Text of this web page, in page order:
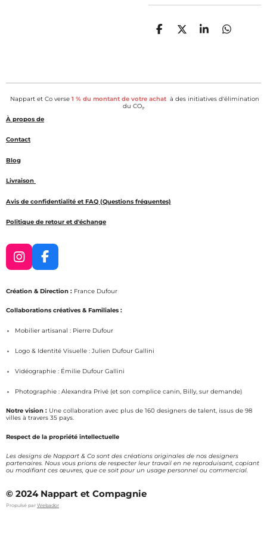
P
g
r
P
g
r
P
g
e
r
P
g
e
r
Nappart et Co verse 1 % du montant de votre achat à des initiatives d'élimination
du CO₂.
À propos de
Contact
Blog
Livraison
Avis de confidentialité et FAQ (Questions fréquentes)
Politique de retour et d'échange
I
n
s
a
r
m
F
a
c
b
o
Création & Direction : France Dufour
Collaborations créatives & Familiales :
Mobilier artisanal : Pierre Dufour
Logo & Identité Visuelle : Julien Dufour Gallini
Vidéographie : Émilie Dufour Gallini
Photographie : Alexandra Privé (et son complice canin, Billy, sur demande)
Notre vision : Une collaboration avec plus de 160 designers de talent, issus de 98
villes à travers 35 pays.
Respect de la propriété intellectuelle
Les designs de Nappart & Co sont des créations originales de nos designers
partenaires. Nous vous prions de respecter leur travail en ne reproduisant, copiant
ou modifiant ces œuvres, que ce soit pour un usage personnel ou commercial.
© 2024 Nappart et Compagnie
Propulsé par Webador